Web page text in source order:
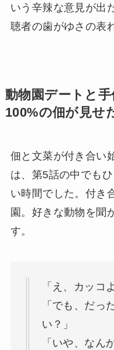
いう辛辣な意見が出
聴者の歯がゆさの表
動物園デートと
100%の佃が見せ
佃と文菜が付き合い
は、第5話の中でも
い時間でした。付き
園。好きな動物を聞
す。
「え、カッコ
「でも、だっ
い？」
「いや、なん